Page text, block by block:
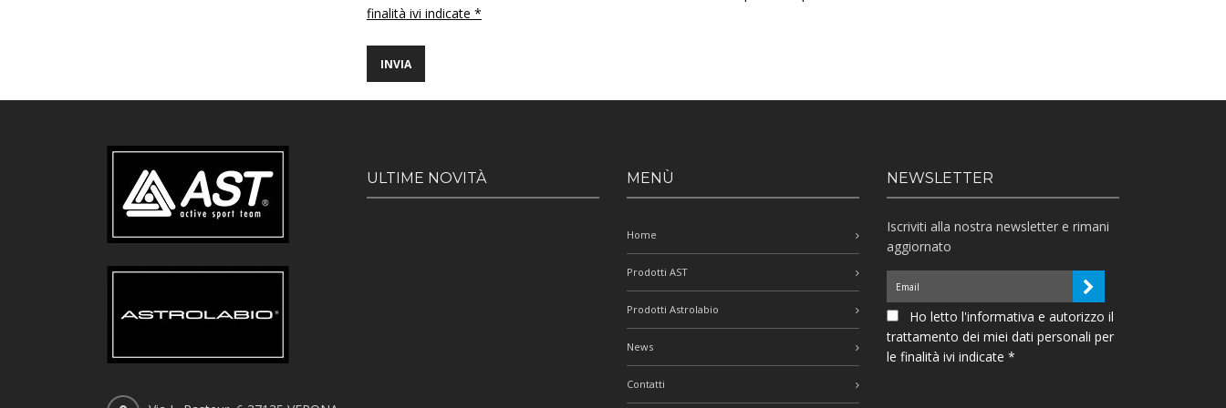
finalità ivi indicate *
ULTIME NOVITÀ MENÙ
Home
Prodotti AST
Prodotti Astrolabio
News
Contatti
NEWSLETTER
Iscriviti alla nostra newsletter e rimani
aggiornato
Ho letto l'informativa e autorizzo il
trattamento dei miei dati personali per
le finalità ivi indicate *